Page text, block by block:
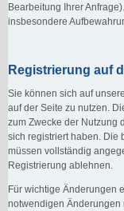
Bearbeitung Ihrer
insbesondere
Registrierung auf
Sie können sich auf
auf der Seite zu nutzen.
zum Zwecke der Nutzung
sich registriert haben. Die
müssen vollständig
Registrierung ablehnen.
Für wichtige Änderungen
notwendigen